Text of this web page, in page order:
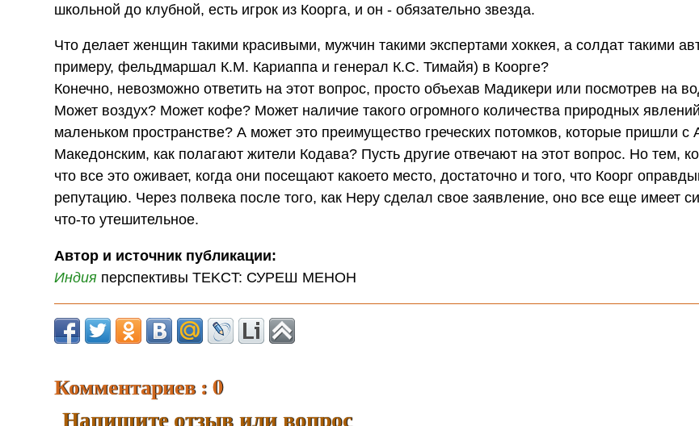
школьной до клубной, есть игрок из Коорга, и он - обязательно звезда.
Что делает женщин такими красивыми, мужчин такими экспертами хоккея, а солдат такими
примеру, фельдмаршал К.М. Кариаппа и генерал К.С. Тимайя) в Коорге?
Конечно, невозможно ответить на этот вопрос, просто объехав Мадикери или посмотрев на
Может воздух? Может кофе? Может наличие такого огромного количества природных
маленьком пространстве? А может это преимущество греческих потомков, которые пришли с
Македонским, как полагают жители Кодава? Пусть другие отвечают на этот вопрос. Но тем,
что все это оживает, когда они посещают какоето место, достаточно и того, что Коорг
репутацию. Через полвека после того, как Неру сделал свое заявление, оно все еще имеет
что-то утешительное.
Автор и источник публикации:
Индия перспективы TEKCT: СУРЕШ МЕНОН
Комментариев : 0
Напишите отзыв или вопрос